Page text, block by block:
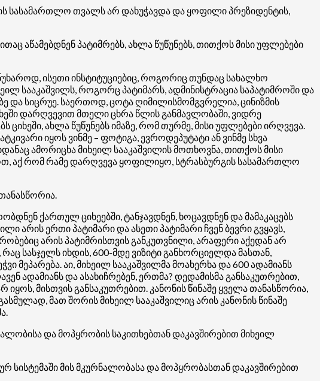
სასამართლო თვალს არ დახუჭავდა და ყოფილი პრეზიდენტის,
აწამებდნენ პატიმრებს, ახლა წუწუნებს, თითქოს მისი უფლებები
ისეთი ინსტიტუციებიც, როგორიც თუნდაც სახალხო
სააკაშვილს, როგორც პატიმარს, ადმინისტრაცია საპატიმროში და
და სიცრუე. საერთოდ, ცოტა ღიმილისმომგვრელია, ცინიზმის
დარღვევით მთელი ცხრა წლის განმავლობაში, ვიდრე
ახლა წუწუნებს იმაზე, რომ თურმე, მისი უფლებები ირღვევა.
იყოს ვინმე – ფოტიგა, ევროდეპუტატი ან ვინმე სხვა
ამორიცხა მიხეილ სააკაშვილის მოთხოვნა, თითქოს მისი
აქ რომ რამე დარღვევა ყოფილიყო, სტრასბურგის სასამართლო
ქართულ ციხეებში, ტანჯავდნენ, ხოცავდნენ და მამაკაცებს
არის ერთი პატიმარი და ასეთი პატიმარი ჩვენ ბევრი გვყავს,
არის პატიმრისთვის განკუთვნილი, არაფერი აქედან არ
სასჯელს იხდის, 600-მდე ვიზიტი განხორციელდა მასთან,
მეპარება. აი, მიხეილ სააკაშვილმა მოახერხა და 600 ადამიანს
ადამიანს და ასახიჩრებენ, ერთმა? დედამისმა განსაკუთრებით,
იყოს, მისთვის განსაკუთრებით. კანონის წინაშე ყველა თანასწორია,
მათ შორის მიხეილ სააკაშვილიც არის კანონის წინაშე
და მოპყრობის საკითხებთან დაკავშირებით მიხეილ
სისტემაში მის მკურნალობასა და მოპყრობასთან დაკავშირებით